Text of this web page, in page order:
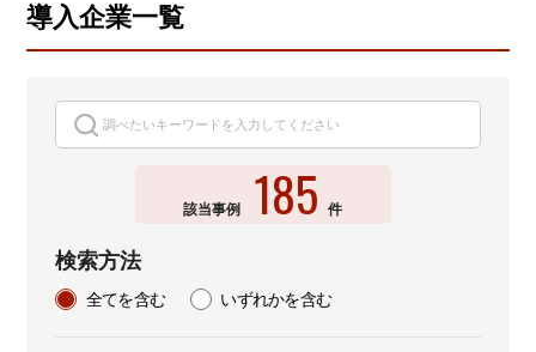
導入企業一覧
該当事例 185 件
検索方法
全てを含む いずれかを含む